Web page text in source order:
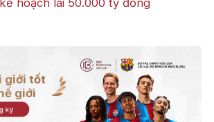
hoạch lãi 50.000 tỷ đồng
giới tốt
giới
ký